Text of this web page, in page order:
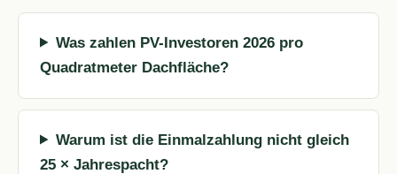
Was zahlen PV-Investoren 2026 pro
Quadratmeter Dachfläche?
Warum ist die Einmalzahlung nicht gleich
25 × Jahrespacht?